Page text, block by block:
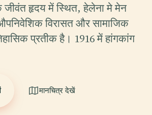
हृदय में स्थित, हेलेना मे मेन
विरासत और सामाजिक
प्रतीक है। 1916 में हांगकांग
मानचित्र देखें